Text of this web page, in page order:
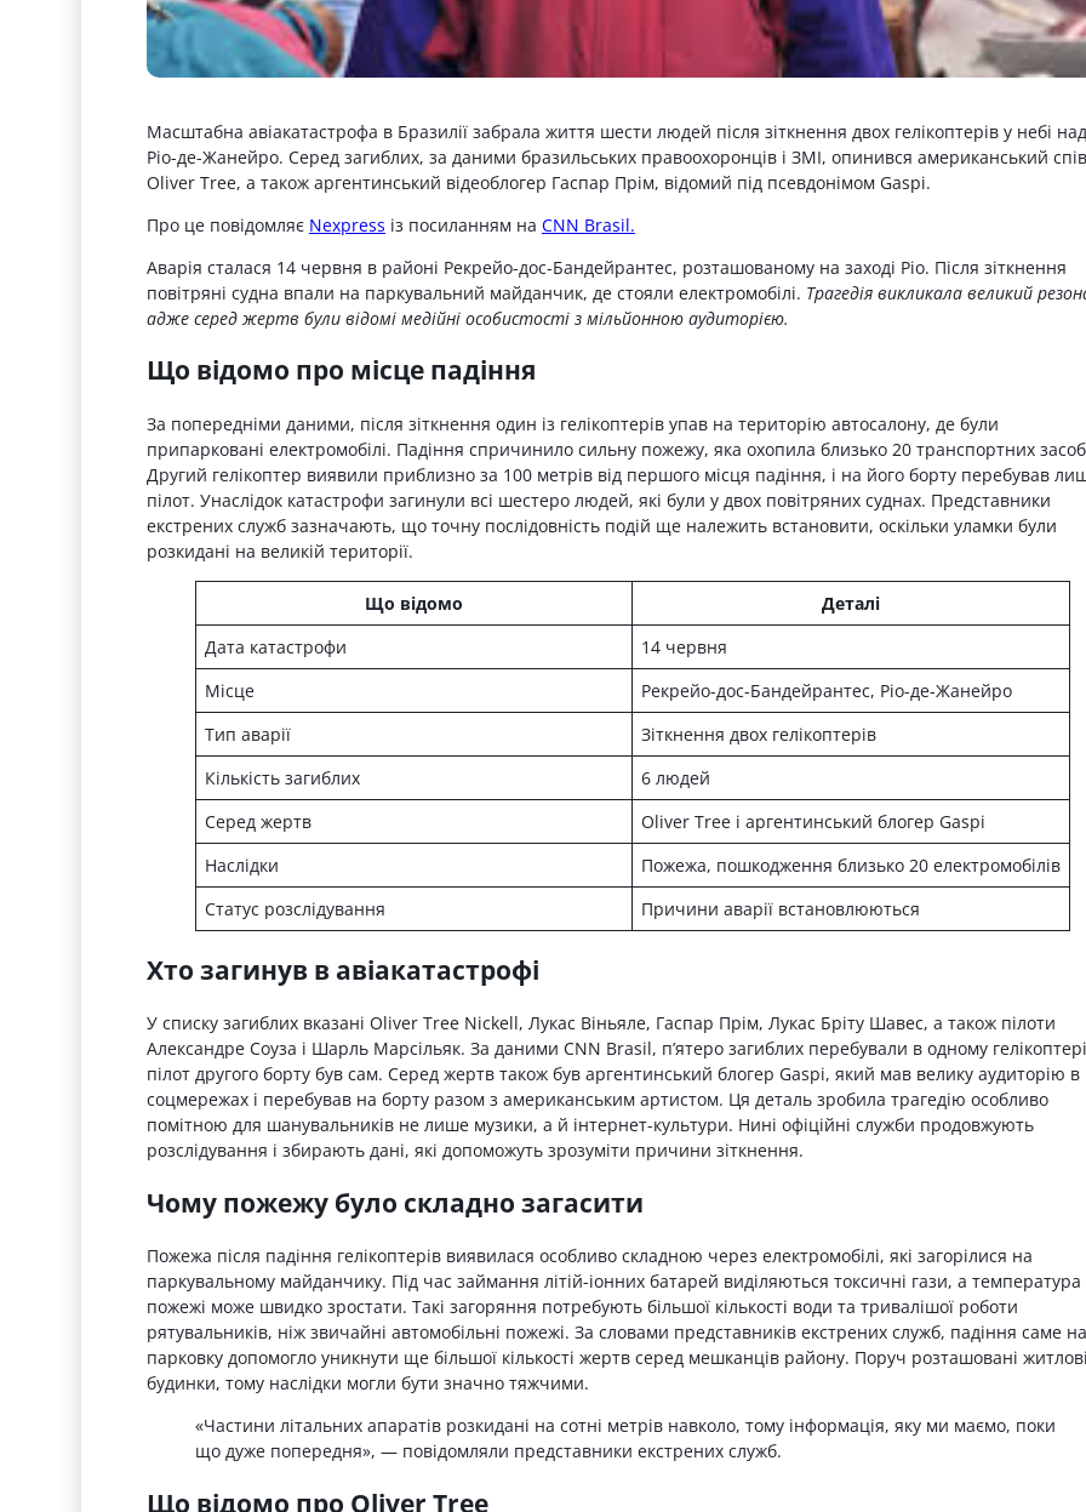
Масштабна авіакатастрофа в Бразилії забрала життя шести людей після зіткнення двох гелікоптерів у небі над
Ріо-де-Жанейро. Серед загиблих, за даними бразильських правоохоронців і ЗМІ, опинився американський
Oliver Tree, а також аргентинський відеоблогер Гаспар Прім, відомий під псевдонімом Gaspi.
Про це повідомляє Nexpress із посиланням на CNN Brasil.
Аварія сталася 14 червня в районі Рекрейо-дос-Бандейрантес, розташованому на заході Ріо. Після зіткнення
повітряні судна впали на паркувальний майданчик, де стояли електромобілі. Трагедія викликала великий
адже серед жертв були відомі медійні особистості з мільйонною аудиторією.
Що відомо про місце падіння
За попередніми даними, після зіткнення один із гелікоптерів упав на територію автосалону, де були
припарковані електромобілі. Падіння спричинило сильну пожежу, яка охопила близько 20 транспортних
Другий гелікоптер виявили приблизно за 100 метрів від першого місця падіння, і на його борту перебував
пілот. Унаслідок катастрофи загинули всі шестеро людей, які були у двох повітряних суднах. Представники
екстрених служб зазначають, що точну послідовність подій ще належить встановити, оскільки уламки були
розкидані на великій території.
Що відомо
Деталі
Дата катастрофи
14 червня
Місце
Рекрейо-дос-Бандейрантес, Ріо-де-Жанейро
Тип аварії
Зіткнення двох гелікоптерів
Кількість загиблих
6 людей
Серед жертв
Oliver Tree і аргентинський блогер Gaspi
Наслідки
Пожежа, пошкодження близько 20 електромобілів
Статус розслідування
Причини аварії встановлюються
Хто загинув в авіакатастрофі
У списку загиблих вказані Oliver Tree Nickell, Лукас Віньяле, Гаспар Прім, Лукас Бріту Шавес, а також пілоти
Александре Соуза і Шарль Марсільяк. За даними CNN Brasil, п’ятеро загиблих перебували в одному
пілот другого борту був сам. Серед жертв також був аргентинський блогер Gaspi, який мав велику аудиторію в
соцмережах і перебував на борту разом з американським артистом. Ця деталь зробила трагедію особливо
помітною для шанувальників не лише музики, а й інтернет-культури. Нині офіційні служби продовжують
розслідування і збирають дані, які допоможуть зрозуміти причини зіткнення.
Чому пожежу було складно загасити
Пожежа після падіння гелікоптерів виявилася особливо складною через електромобілі, які загорілися на
паркувальному майданчику. Під час займання літій-іонних батарей виділяються токсичні гази, а температура
пожежі може швидко зростати. Такі загоряння потребують більшої кількості води та тривалішої роботи
рятувальників, ніж звичайні автомобільні пожежі. За словами представників екстрених служб, падіння саме на
парковку допомогло уникнути ще більшої кількості жертв серед мешканців району. Поруч розташовані житлові
будинки, тому наслідки могли бути значно тяжчими.
«Частини літальних апаратів розкидані на сотні метрів навколо, тому інформація, яку ми маємо, поки
що дуже попередня», — повідомляли представники екстрених служб.
Що відомо про Oliver Tree